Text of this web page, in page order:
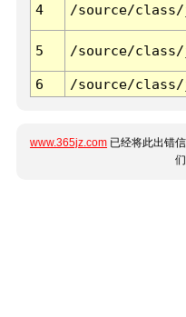
4 /source/
5 /source/
6 /source/
www.365jz.com 已经将此出错